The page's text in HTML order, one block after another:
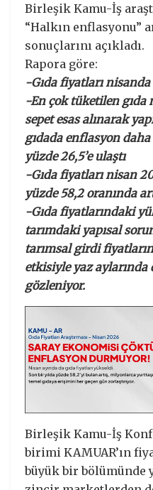
Birleşik Kamu-İş
“Halkın enflasyonu”
sonuçlarını açıkladı.
Rapora göre:
-Gıda fiyatları nisanda
-En çok tüketilen
sepet esas alınarak
gıdada enflasyon
yüzde 26,5’e ulaştı
-Gıda fiyatları nisan
yüzde 58,2 oranında
-Gıda fiyatlarındaki
tarımdaki yapısal
tarımsal girdi
etkisiyle yaz aylarında
gözleniyor.
Birleşik Kamu-İş
birimi KAMUAR’ın
büyük bir bölümünde